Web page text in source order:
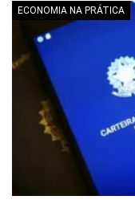
ECONOMIA NA PRÁTICA